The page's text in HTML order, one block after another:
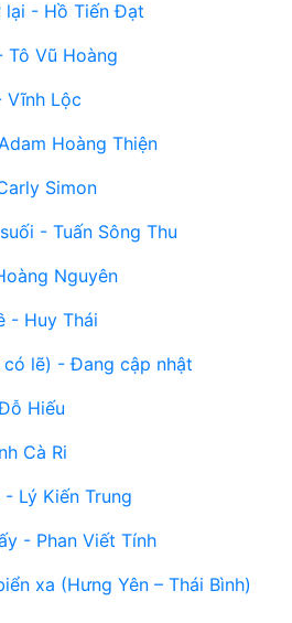
lại - Hồ Tiến Đạt
Tô Vũ Hoàng
Vĩnh Lộc
Hoàng Thiện
Simon
- Tuấn Sông Thu
Nguyên
- Huy Thái
lẽ) - Đang cập nhật
Hiếu
Cà Ri
Lý Kiến Trung
- Phan Viết Tính
xa (Hưng Yên – Thái Bình)